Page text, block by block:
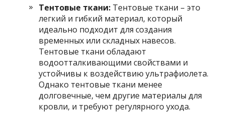
Тентовые ткани: Тентовые ткани – это
легкий и гибкий материал, который
идеально подходит для создания
временных или складных навесов.
Тентовые ткани обладают
водоотталкивающими свойствами и
устойчивы к воздействию ультрафиолета.
Однако тентовые ткани менее
долговечные, чем другие материалы для
кровли, и требуют регулярного ухода.